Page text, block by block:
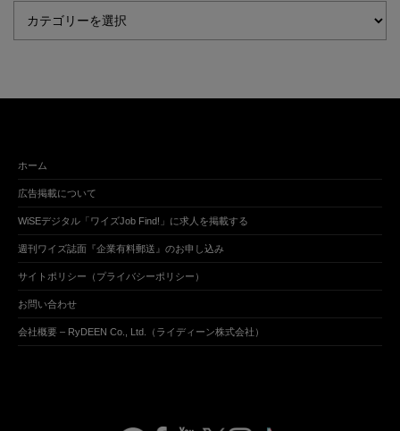
ホーム
広告掲載について
WiSEデジタル「ワイズJob Find!」に求人を掲載する
週刊ワイズ誌面『企業有料郵送』のお申し込み
サイトポリシー（プライバシーポリシー）
お問い合わせ
会社概要 – RyDEEN Co., Ltd.（ライディーン株式会社）